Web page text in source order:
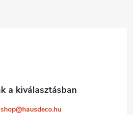
shop@hausdeco.hu